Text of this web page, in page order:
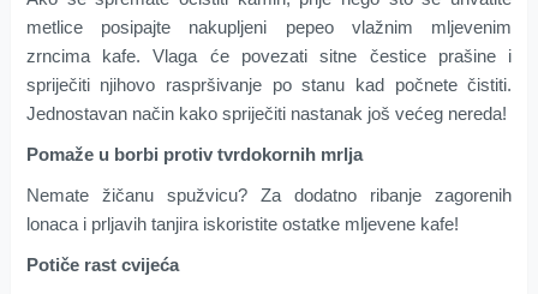
metlice posipajte nakupljeni pepeo vlažnim mljevenim
zrncima kafe. Vlaga će povezati sitne čestice prašine i
spriječiti njihovo raspršivanje po stanu kad počnete čistiti.
Jednostavan način kako spriječiti nastanak još većeg nereda!
Pomaže u borbi protiv tvrdokornih mrlja
Nemate žičanu spužvicu? Za dodatno ribanje zagorenih
lonaca i prljavih tanjira iskoristite ostatke mljevene kafe!
Potiče rast cvijeća